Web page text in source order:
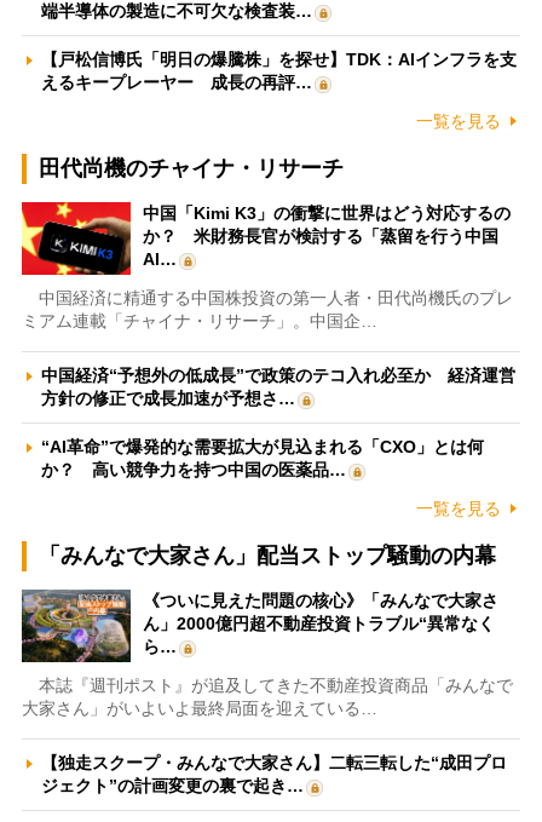
端半導体の製造に不可欠な検査装…
【戸松信博氏「明日の爆騰株」を探せ】TDK：AIインフラを支
えるキープレーヤー 成長の再評…
一覧を見る
田代尚機のチャイナ・リサーチ
中国「Kimi K3」の衝撃に世界はどう対応するの
か？ 米財務長官が検討する「蒸留を行う中国
AI…
中国経済に精通する中国株投資の第一人者・田代尚機氏のプレ
ミアム連載「チャイナ・リサーチ」。中国企…
中国経済“予想外の低成長”で政策のテコ入れ必至か 経済運営
方針の修正で成長加速が予想さ…
“AI革命”で爆発的な需要拡大が見込まれる「CXO」とは何
か？ 高い競争力を持つ中国の医薬品…
一覧を見る
「みんなで大家さん」配当ストップ騒動の内幕
《ついに見えた問題の核心》「みんなで大家さ
ん」2000億円超不動産投資トラブル“異常なく
ら…
本誌『週刊ポスト』が追及してきた不動産投資商品「みんなで
大家さん」がいよいよ最終局面を迎えている…
【独走スクープ・みんなで大家さん】二転三転した“成田プロ
ジェクト”の計画変更の裏で起き…